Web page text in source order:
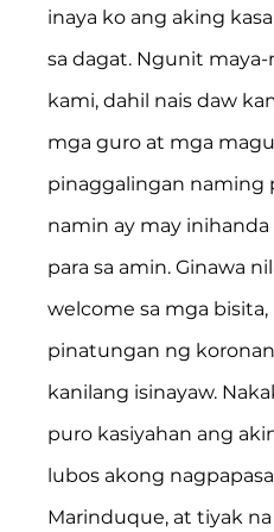
inaya ko ang aking
sa dagat. Ngunit maya-
kami, dahil nais daw
mga guro at mga
pinaggalingan naming
namin ay may inihanda
para sa amin. Ginawa
welcome sa mga
pinatungan ng
kanilang isinayaw.
puro kasiyahan ang
lubos akong
Marinduque, at tiyak